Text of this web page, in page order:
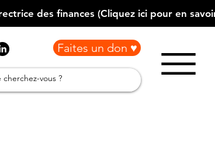
Faites un don ♥